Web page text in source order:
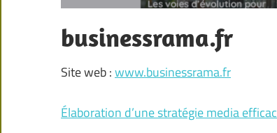
businessrama.fr
Site web :www.businessrama.fr
Élaboration d’une stratégie media